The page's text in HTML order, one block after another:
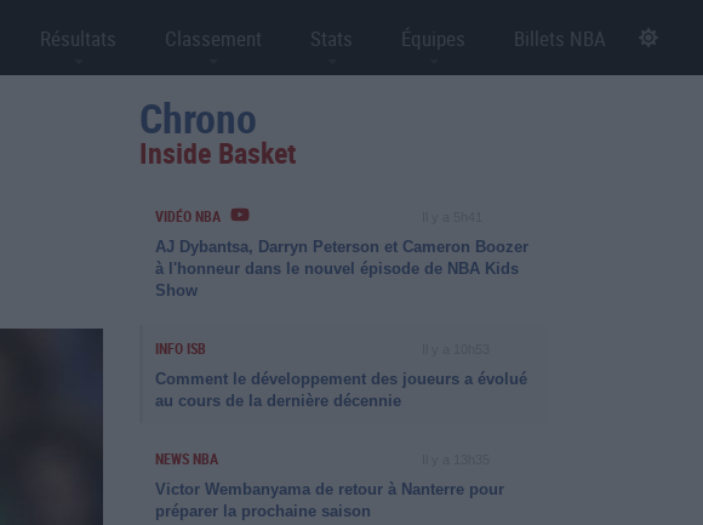
Résultats Classement Stats Équipes Billets NBA
Chrono
Inside Basket
VIDÉO NBA
AJ Dybantsa, Darryn Peterson et Cameron Boozer
à l'honneur dans le nouvel épisode de NBA Kids
Show
INFO ISB
Comment le développement des joueurs a évolué
au cours de la dernière décennie
NEWS NBA
Victor Wembanyama de retour à Nanterre pour
préparer la prochaine saison